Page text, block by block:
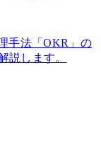
手法「OKR」の
説します。